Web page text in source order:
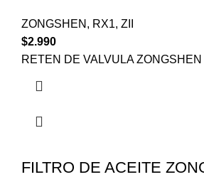
ZONGSHEN , RX1, ZII
$2.990
RETEN DE VALVULA ZONGSHEN
FILTRO DE ACEITE